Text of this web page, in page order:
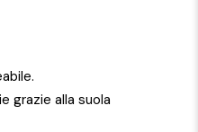
grazie alla suola